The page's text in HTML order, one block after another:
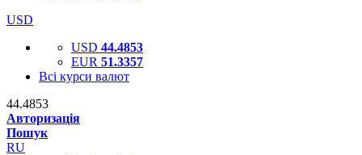
USD
USD 44.4853
EUR 51.3357
Всі курси валют
44.4853
Авторизація
Пошук
RU